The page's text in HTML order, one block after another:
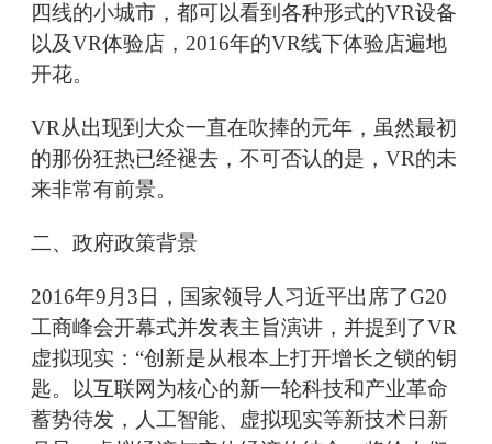
四线的小城市，都可以看到各种形式的VR设备
以及VR体验店，2016年的VR线下体验店遍地
开花。
VR从出现到大众一直在吹捧的元年，虽然最初
的那份狂热已经褪去，不可否认的是，VR的未
来非常有前景。
二、政府政策背景
2016年9月3日，国家领导人习近平出席了G20
工商峰会开幕式并发表主旨演讲，并提到了VR
虚拟现实：“创新是从根本上打开增长之锁的钥
匙。以互联网为核心的新一轮科技和产业革命
蓄势待发，人工智能、虚拟现实等新技术日新